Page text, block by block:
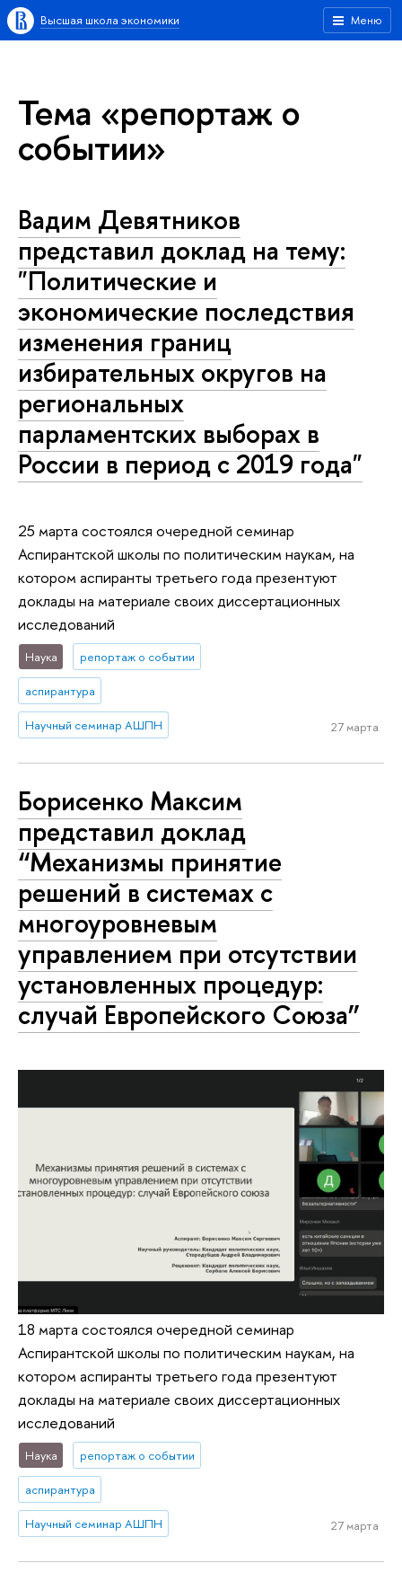
Меню
Высшая школа экономики
Тема «репортаж о
событии»
Вадим Девятников
представил доклад на тему:
"Политические и
экономические последствия
изменения границ
избирательных округов на
региональных
парламентских выборах в
России в период с 2019 года"
25 марта состоялся очередной семинар
Аспирантской школы по политическим наукам, на
котором аспиранты третьего года презентуют
доклады на материале своих диссертационных
исследований
Наука репортаж о событии
аспирантура
Научный семинар АШПН 27 марта
Борисенко Максим
представил доклад
“Механизмы принятие
решений в системах с
многоуровневым
управлением при отсутствии
установленных процедур:
случай Европейского Союза”
18 марта состоялся очередной семинар
Аспирантской школы по политическим наукам, на
котором аспиранты третьего года презентуют
доклады на материале своих диссертационных
исследований
Наука репортаж о событии
аспирантура
Научный семинар АШПН 27 марта